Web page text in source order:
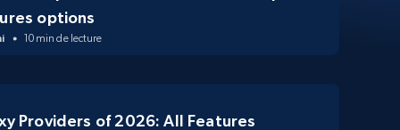
options
10 min de lecture
Providers of 2026: All Features